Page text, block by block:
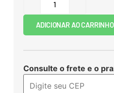
ADICIONAR AO CARRINHO
Consulte o frete e o